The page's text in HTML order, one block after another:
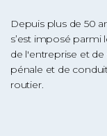
Depuis plus de 50
s’est imposé
de l'entreprise et
pénale et de
routier.